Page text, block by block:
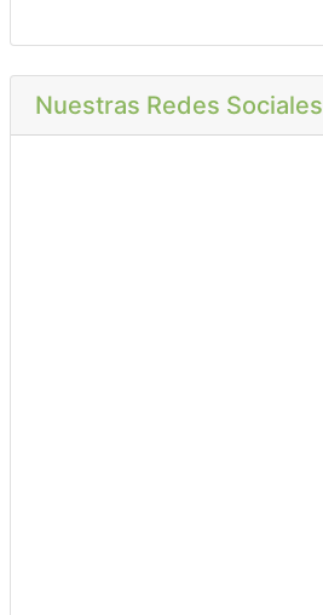
Nuestras Redes Sociales